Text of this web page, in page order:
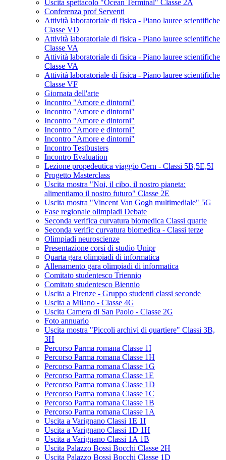
Uscita spettacolo "Ocean Terminal" Classe 2A
Conferenza prof Serventi
Attività laboratoriale di fisica - Piano lauree scientifiche
Classe VD
Attività laboratoriale di fisica - Piano lauree scientifiche
Classe VA
Attività laboratoriale di fisica - Piano lauree scientifiche
Classe VA
Attività laboratoriale di fisica - Piano lauree scientifiche
Classe VF
Giornata dell'arte
Incontro "Amore e dintorni"
Incontro "Amore e dintorni"
Incontro "Amore e dintorni"
Incontro "Amore e dintorni"
Incontro "Amore e dintorni"
Incontro Testbusters
Incontro Evaluation
Lezione propedeutica viaggio Cern - Classi 5B,5E,5I
Progetto Masterclass
Uscita mostra "Noi, il cibo, il nostro pianeta:
alimentiamo il nostro futuro" Classe 2E
Uscita mostra "Vincent Van Gogh multimediale" 5G
Fase regionale olimpiadi Debate
Seconda verifica curvatura biomedica Classi quarte
Seconda verific curvatura biomedica - Classi terze
Olimpiadi neuroscienze
Presentazione corsi di studio Unipr
Quarta gara olimpiadi di informatica
Allenamento gara olimpiadi di informatica
Comitato studentesco Triennio
Comitato studentesco Biennio
Uscita a Firenze - Gruppo studenti classi seconde
Uscita a Milano - Classe 4G
Uscita Camera di San Paolo - Classe 2G
Foto annuario
Uscita mostra "Piccoli archivi di quartiere" Classi 3B,
3H
Percorso Parma romana Classe 1I
Percorso Parma romana Classe 1H
Percorso Parma romana Classe 1G
Percorso Parma romana Classe 1E
Percorso Parma romana Classe 1D
Percorso Parma romana Classe 1C
Percorso Parma romana Classe 1B
Percorso Parma romana Classe 1A
Uscita a Varignano Classi 1E 1I
Uscita a Varignano Classi 1D 1H
Uscita a Varignano Classi 1A 1B
Uscita Palazzo Bossi Bocchi Classe 2H
Uscita Palazzo Bossi Bocchi Classe 1D